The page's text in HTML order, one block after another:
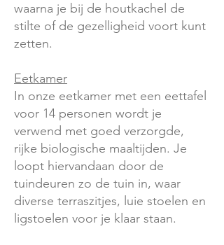
waarna je bij de houtkachel de
stilte of de gezelligheid voort kunt
zetten.
Eetkamer
In onze eetkamer met een eettafel
voor 14 personen wordt je
verwend met goed verzorgde,
rijke biologische maaltijden. Je
loopt hiervandaan door de
tuindeuren zo de tuin in, waar
diverse terraszitjes, luie stoelen en
ligstoelen voor je klaar staan.